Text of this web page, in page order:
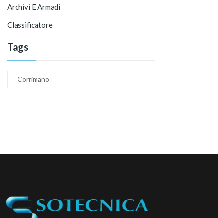
Archivi E Armadi
Classificatore
Tags
Corrimano